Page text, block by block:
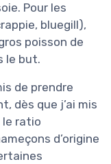
Pour les
bluegill),
poisson de
le but.
de prendre
dès que j’ai mis
le ratio
d’origine